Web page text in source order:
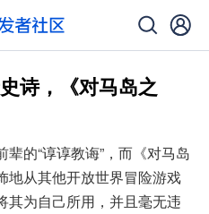
诗，《对马岛之
的“谆谆教诲”，而《对马岛
地从其他开放世界冒险游戏
其为自己所用，并且毫无违